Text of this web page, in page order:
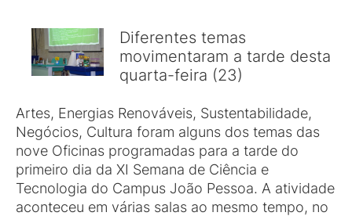
Diferentes temas
movimentaram a tarde desta
quarta-feira (23)
Artes, Energias Renováveis, Sustentabilidade,
Negócios, Cultura foram alguns dos temas das
nove Oficinas programadas para a tarde do
primeiro dia da XI Semana de Ciência e
Tecnologia do Campus João Pessoa. A atividade
aconteceu em várias salas ao mesmo tempo, no